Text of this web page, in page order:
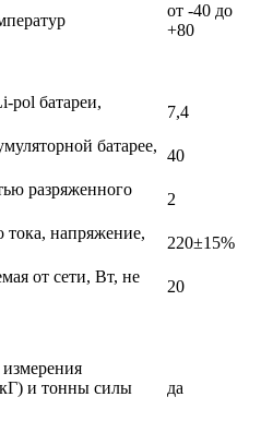
от -40 до
+80
pol батареи,
7,4
батарее,
40
разряженного
2
тока, напряжение,
220±15%
от сети, Вт, не
20
измерения
и тонны силы
да